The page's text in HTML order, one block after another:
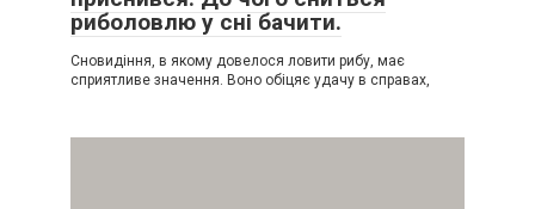
риболовлю у сні бачити.
Сновидіння, в якому довелося ловити рибу, має
сприятливе значення. Воно обіцяє удачу в справах,